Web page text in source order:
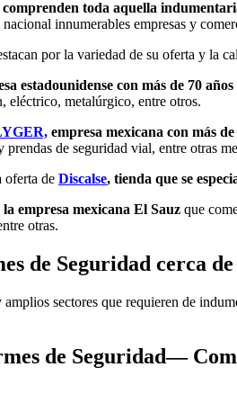
comprenden toda aquella
innumerables empresas y
por la variedad de su oferta y la
estadounidense con más de 70
eléctrico, metalúrgico, entre otros.
empresa mexicana con más
prendas de seguridad vial, entre otras
oferta de Discalse, tienda que se
la empresa mexicana El Sauz que
otras.
de Seguridad cerca
sectores que requieren de
de Seguridad—